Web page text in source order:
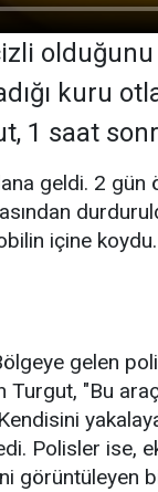
kuru
1 saat
geldi. 2
içine
gelen
Turgut, "Bu
Polisler ise,
görüntüleyen